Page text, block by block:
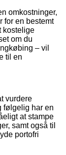
omkostninger,
for en bestemt
kostelige
om du
– vil
til en
vurdere
følgelig har en
at stampe
samt også til
portofri